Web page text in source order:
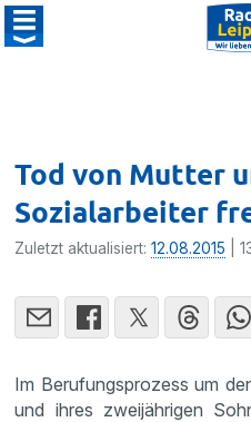
Tod von Mutter
Sozialarbeiter
Zuletzt aktualisiert:12.08.2015 |
Im Berufungs­pro­zess um
und ihres zweijäh­rigen